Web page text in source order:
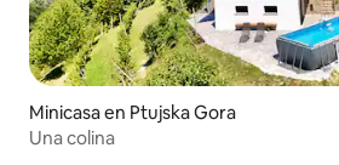
Minicasa en Ptujska Gora
Una colina